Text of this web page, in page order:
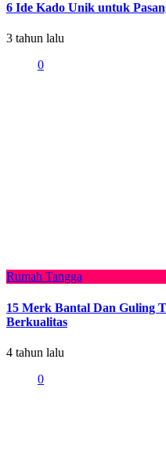
6 Ide Kado Unik untuk
3 tahun lalu
0
Rumah Tangga
15 Merk Bantal Dan Guling
Berkualitas
4 tahun lalu
0